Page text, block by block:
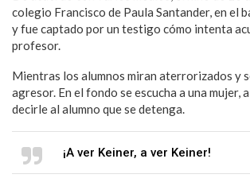
colegio Francisco de Paula Santander, en el
y fue captado por un testigo cómo intenta
profesor.
Mientras los alumnos miran aterrorizados y
agresor. En el fondo se escucha a una mujer,
decirle al alumno que se detenga.
¡A ver Keiner, a ver Keiner!